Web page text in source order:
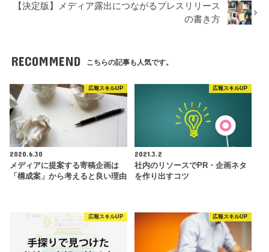
【決定版】メディア露出につながるプレスリリース
の書き方
RECOMMEND こちらの記事も人気です。
広報スキルUP
2020.6.30
メディアに提案する寄稿企画は
「構成案」から考えると良い理由
広報スキルUP
2021.3.2
社内のリソースでPR・企画ネタ
を作り出すコツ
広報スキルUP 広報スキルUP